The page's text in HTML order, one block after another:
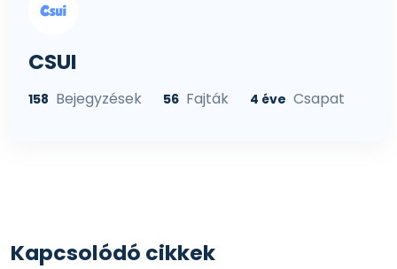
CSUI
158 Bejegyzések 56 Fajták 4 éve Csapat
Kapcsolódó cikkek